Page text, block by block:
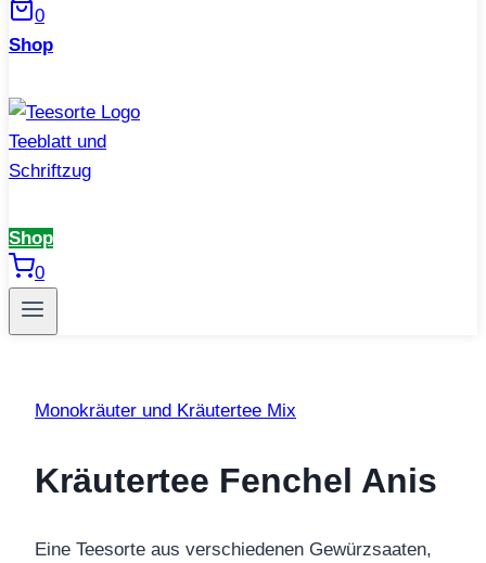
0
Shop
Shop
0
Monokräuter und Kräutertee Mix
Kräutertee Fenchel Anis
Eine Teesorte aus verschiedenen Gewürzsaaten,